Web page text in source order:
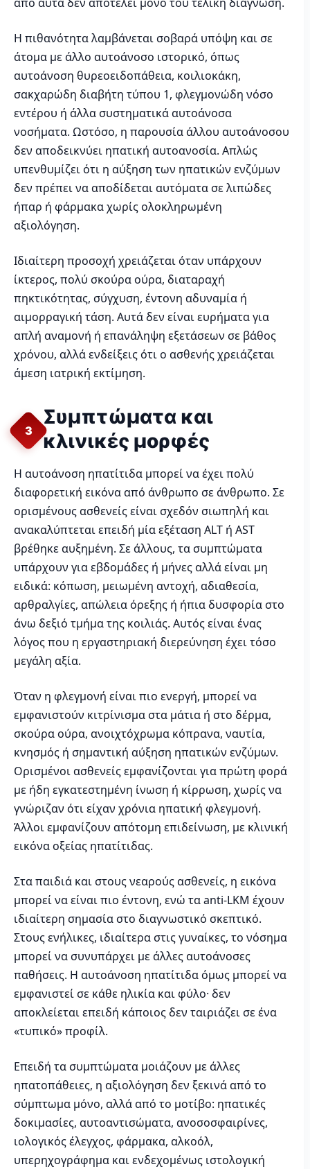
Η πιθανότητα λαμβάνεται σοβαρά υπόψη και σε
άτομα με άλλο αυτοάνοσο ιστορικό, όπως
αυτοάνοση θυρεοειδοπάθεια, κοιλιοκάκη,
σακχαρώδη διαβήτη τύπου 1, φλεγμονώδη νόσο
εντέρου ή άλλα συστηματικά αυτοάνοσα
νοσήματα. Ωστόσο, η παρουσία άλλου αυτοάνοσου
δεν αποδεικνύει ηπατική αυτοανοσία. Απλώς
υπενθυμίζει ότι η αύξηση των ηπατικών ενζύμων
δεν πρέπει να αποδίδεται αυτόματα σε λιπώδες
ήπαρ ή φάρμακα χωρίς ολοκληρωμένη
αξιολόγηση.
Ιδιαίτερη προσοχή χρειάζεται όταν υπάρχουν
ίκτερος, πολύ σκούρα ούρα, διαταραχή
πηκτικότητας, σύγχυση, έντονη αδυναμία ή
αιμορραγική τάση. Αυτά δεν είναι ευρήματα για
απλή αναμονή ή επανάληψη εξετάσεων σε βάθος
χρόνου, αλλά ενδείξεις ότι ο ασθενής χρειάζεται
άμεση ιατρική εκτίμηση.
3
Συμπτώματα και
κλινικές μορφές
Η αυτοάνοση ηπατίτιδα μπορεί να έχει πολύ
διαφορετική εικόνα από άνθρωπο σε άνθρωπο. Σε
ορισμένους ασθενείς είναι σχεδόν σιωπηλή και
ανακαλύπτεται επειδή μία εξέταση ALT ή AST
βρέθηκε αυξημένη. Σε άλλους, τα συμπτώματα
υπάρχουν για εβδομάδες ή μήνες αλλά είναι μη
ειδικά: κόπωση, μειωμένη αντοχή, αδιαθεσία,
αρθραλγίες, απώλεια όρεξης ή ήπια δυσφορία στο
άνω δεξιό τμήμα της κοιλιάς. Αυτός είναι ένας
λόγος που η εργαστηριακή διερεύνηση έχει τόσο
μεγάλη αξία.
Όταν η φλεγμονή είναι πιο ενεργή, μπορεί να
εμφανιστούν κιτρίνισμα στα μάτια ή στο δέρμα,
σκούρα ούρα, ανοιχτόχρωμα κόπρανα, ναυτία,
κνησμός ή σημαντική αύξηση ηπατικών ενζύμων.
Ορισμένοι ασθενείς εμφανίζονται για πρώτη φορά
με ήδη εγκατεστημένη ίνωση ή κίρρωση, χωρίς να
γνώριζαν ότι είχαν χρόνια ηπατική φλεγμονή.
Άλλοι εμφανίζουν απότομη επιδείνωση, με κλινική
εικόνα οξείας ηπατίτιδας.
Στα παιδιά και στους νεαρούς ασθενείς, η εικόνα
μπορεί να είναι πιο έντονη, ενώ τα anti-LKM έχουν
ιδιαίτερη σημασία στο διαγνωστικό σκεπτικό.
Στους ενήλικες, ιδιαίτερα στις γυναίκες, το νόσημα
μπορεί να συνυπάρχει με άλλες αυτοάνοσες
παθήσεις. Η αυτοάνοση ηπατίτιδα όμως μπορεί να
εμφανιστεί σε κάθε ηλικία και φύλο· δεν
αποκλείεται επειδή κάποιος δεν ταιριάζει σε ένα
«τυπικό» προφίλ.
Επειδή τα συμπτώματα μοιάζουν με άλλες
ηπατοπάθειες, η αξιολόγηση δεν ξεκινά από το
σύμπτωμα μόνο, αλλά από το μοτίβο: ηπατικές
δοκιμασίες, αυτοαντισώματα, ανοσοσφαιρίνες,
ιολογικός έλεγχος, φάρμακα, αλκοόλ,
υπερηχογράφημα και ενδεχομένως ιστολογική